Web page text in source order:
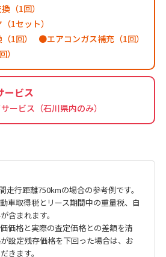
（1回）
1セット）
1回）
エアコンガス補充（1回）
）
ービス
ービス（石川県内のみ）
走行距離750kmの場合の参考例です。
車取得税とリース期間中の重量税、自
含まれます。
価格と実際の査定価格との差額を清
設定残存価格を下回った場合は、お
きます。